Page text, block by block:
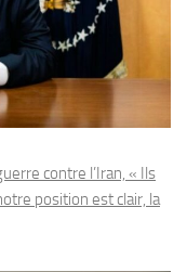
contre l’Iran, « Ils
position est clair, la